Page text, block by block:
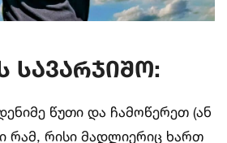
სავარჯიშო:
წუთი და ჩამოწერეთ (ან
რამ, რისი მადლიერიც ხართ